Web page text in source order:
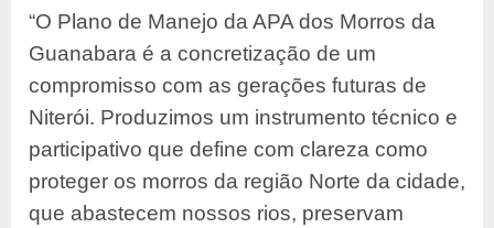
“O Plano de Manejo da APA dos Morros da
Guanabara é a concretização de um
compromisso com as gerações futuras de
Niterói. Produzimos um instrumento técnico e
participativo que define com clareza como
proteger os morros da região Norte da cidade,
que abastecem nossos rios, preservam